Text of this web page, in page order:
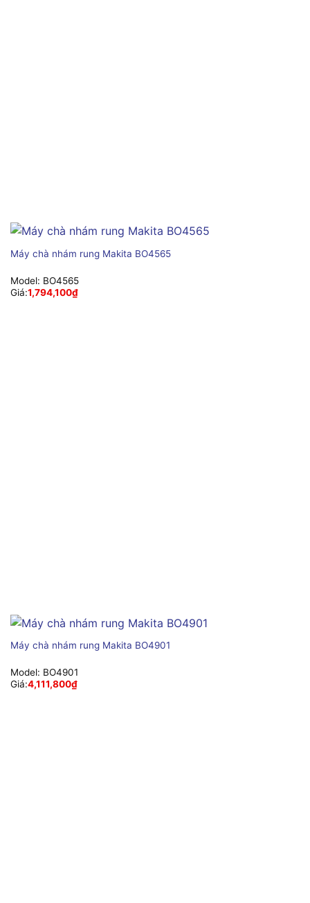
Máy chà nhám rung Makita BO4565
Model: BO4565
Giá:1,794,100₫
Máy chà nhám rung Makita BO4901
Model: BO4901
Giá:4,111,800₫